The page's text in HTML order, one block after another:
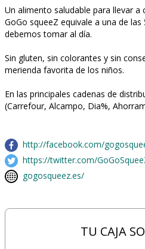
Un alimento saludable para llevar a
GoGo squeeZ equivale a una de
debemos tomar al día.
Sin gluten, sin colorantes y sin
merienda favorita de los niños.
En las principales cadenas de
(Carrefour, Alcampo, Dia%,
http://facebook.com/
https://twitter.com/
gogosqueez.es/
TU CAJA